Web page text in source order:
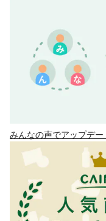
みんなの声でアップデー